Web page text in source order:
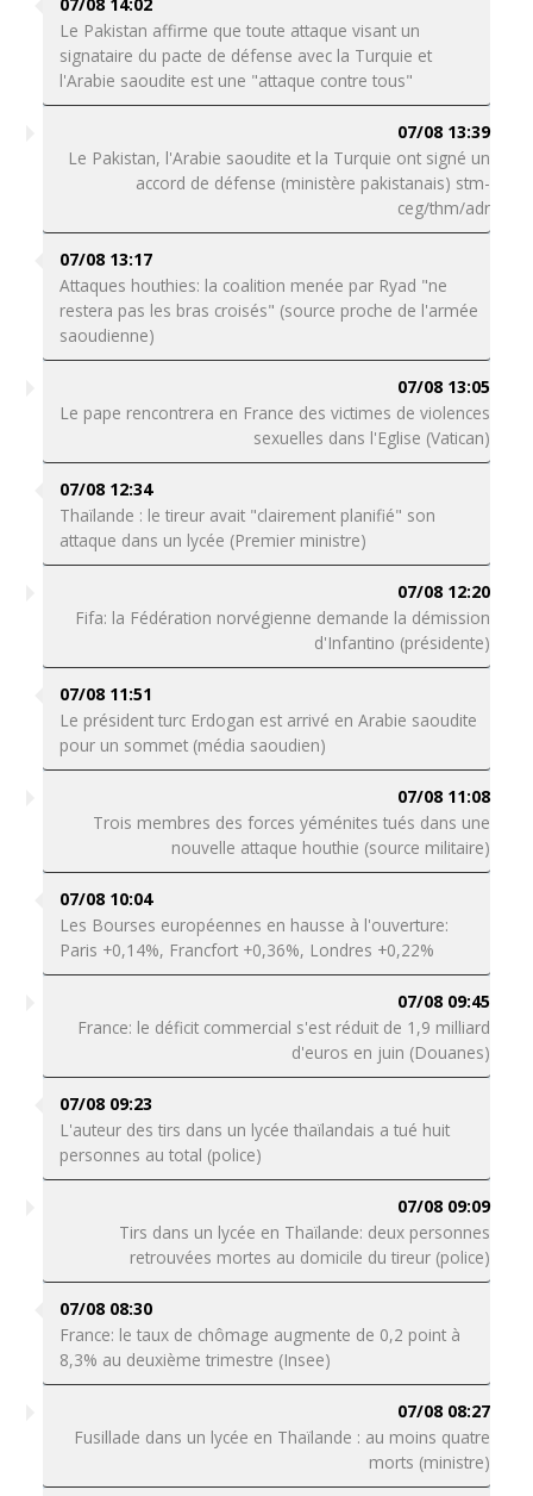
Le Pakistan affirme que toute attaque visant un
signataire du pacte de défense avec la Turquie et
l'Arabie saoudite est une "attaque contre tous"
07/08 13:39
Le Pakistan, l'Arabie saoudite et la Turquie ont signé un
accord de défense (ministère pakistanais) stm-
ceg/thm/adr
07/08 13:17
Attaques houthies: la coalition menée par Ryad "ne
restera pas les bras croisés" (source proche de l'armée
saoudienne)
07/08 13:05
Le pape rencontrera en France des victimes de violences
sexuelles dans l'Eglise (Vatican)
07/08 12:34
Thaïlande : le tireur avait "clairement planifié" son
attaque dans un lycée (Premier ministre)
07/08 12:20
Fifa: la Fédération norvégienne demande la démission
d'Infantino (présidente)
07/08 11:51
Le président turc Erdogan est arrivé en Arabie saoudite
pour un sommet (média saoudien)
07/08 11:08
Trois membres des forces yéménites tués dans une
nouvelle attaque houthie (source militaire)
07/08 10:04
Les Bourses européennes en hausse à l'ouverture:
Paris +0,14%, Francfort +0,36%, Londres +0,22%
07/08 09:45
France: le déficit commercial s'est réduit de 1,9 milliard
d'euros en juin (Douanes)
07/08 09:23
L'auteur des tirs dans un lycée thaïlandais a tué huit
personnes au total (police)
07/08 09:09
Tirs dans un lycée en Thaïlande: deux personnes
retrouvées mortes au domicile du tireur (police)
07/08 08:30
France: le taux de chômage augmente de 0,2 point à
8,3% au deuxième trimestre (Insee)
07/08 08:27
Fusillade dans un lycée en Thaïlande : au moins quatre
morts (ministre)